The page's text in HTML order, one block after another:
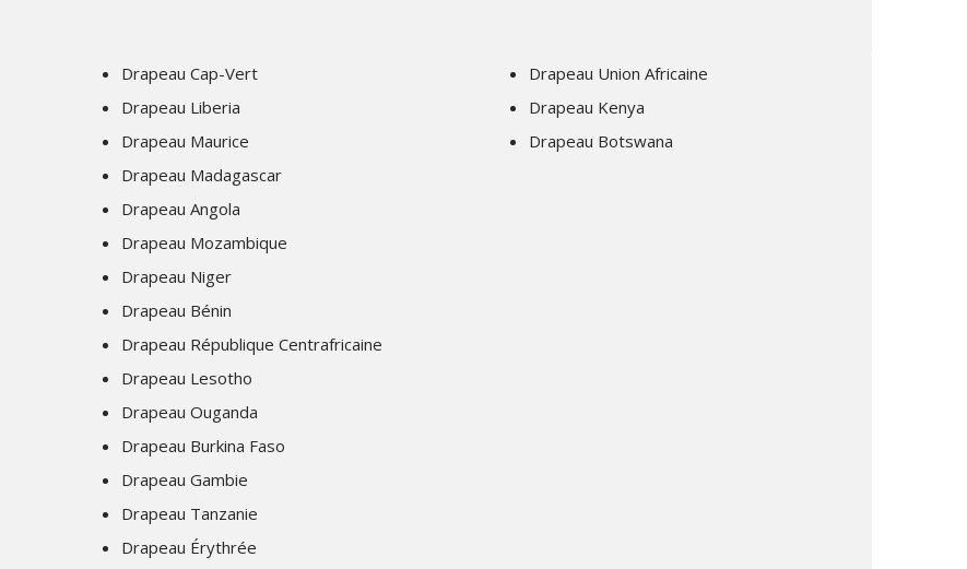
Drapeau Cap-Vert
Drapeau Liberia
Drapeau Maurice
Drapeau Madagascar
Drapeau Angola
Drapeau Mozambique
Drapeau Niger
Drapeau Bénin
Drapeau République Centrafricaine
Drapeau Lesotho
Drapeau Ouganda
Drapeau Burkina Faso
Drapeau Gambie
Drapeau Tanzanie
Drapeau Érythrée
Drapeau Union Africaine
Drapeau Kenya
Drapeau Botswana